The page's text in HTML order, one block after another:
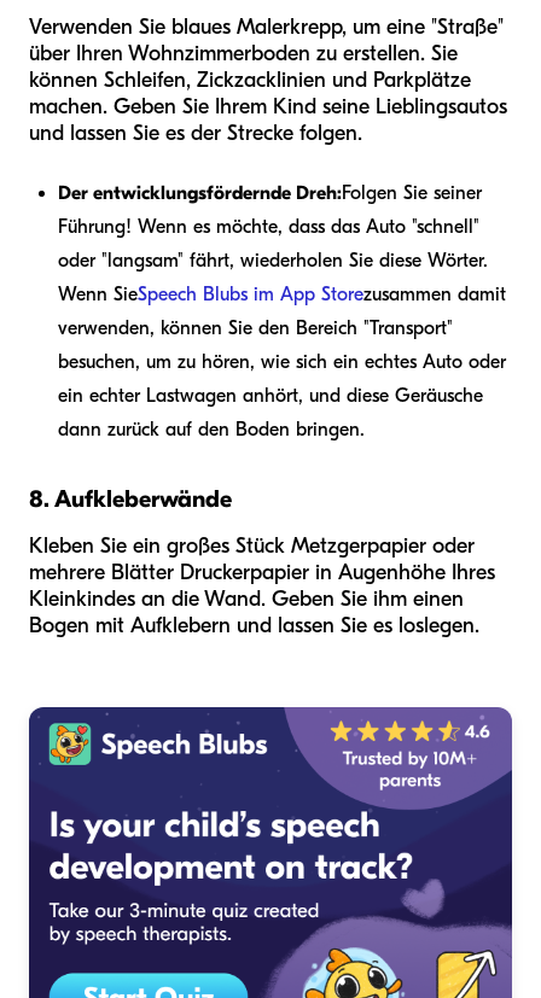
Verwenden Sie blaues Malerkrepp, um eine "Straße"
über Ihren Wohnzimmerboden zu erstellen. Sie
können Schleifen, Zickzacklinien und Parkplätze
machen. Geben Sie Ihrem Kind seine Lieblingsautos
und lassen Sie es der Strecke folgen.
Der entwicklungsfördernde Dreh:Folgen Sie seiner
Führung! Wenn es möchte, dass das Auto "schnell"
oder "langsam" fährt, wiederholen Sie diese Wörter.
Wenn SieSpeech Blubs im App Storezusammen damit
verwenden, können Sie den Bereich "Transport"
besuchen, um zu hören, wie sich ein echtes Auto oder
ein echter Lastwagen anhört, und diese Geräusche
dann zurück auf den Boden bringen.
8. Aufkleberwände
Kleben Sie ein großes Stück Metzgerpapier oder
mehrere Blätter Druckerpapier in Augenhöhe Ihres
Kleinkindes an die Wand. Geben Sie ihm einen
Bogen mit Aufklebern und lassen Sie es loslegen.